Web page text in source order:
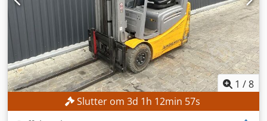
1 /8
Slutter om 3d 1h 12min 55s